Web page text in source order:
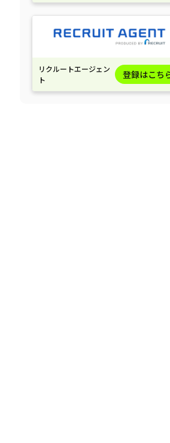
リクルートエージェン
ト
登録はこち